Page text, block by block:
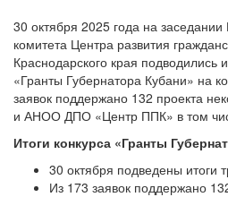
30 октября 2025 года на
комитета Центра развития
Краснодарского края подводились
«Гранты Губернатора Кубани» на
заявок поддержано 132 проекта
и АНОО ДПО «Центр ППК» в том
Итоги конкурса «Гранты
30 октября подведены итоги
Из 173 заявок поддержано